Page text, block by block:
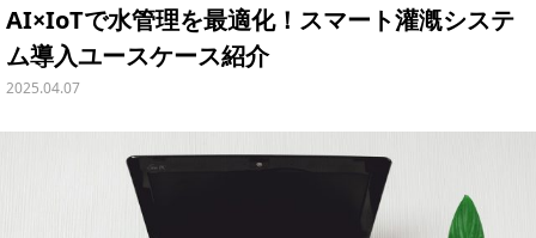
AI×IoTで水管理を最適化！スマート灌漑システ
ム導入ユースケース紹介
2025.04.07